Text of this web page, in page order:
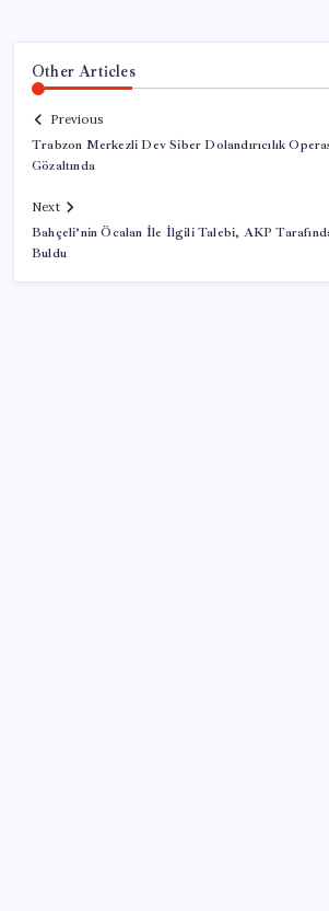
Other Articles
Previous
Trabzon Merkezli Dev Siber Dolandırıcılık
Gözaltında
Next
Bahçeli’nin Öcalan İle İlgili Talebi, AKP
Buldu